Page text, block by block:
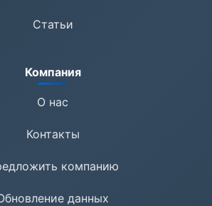
Статьи
Компания
О нас
Контакты
компанию
данных